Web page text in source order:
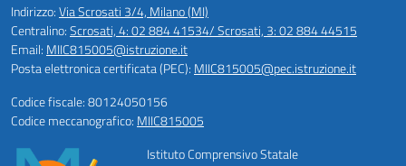
Indirizzo:Via Scrosati 3/4, Milano (MI)
Centralino:Scrosati, 4: 02 884 41534/ Scrosati, 3: 02 884 44515
Email: MIIC815005@istruzione.it
Posta elettronica certificata (PEC): MIIC815005@pec.istruzione.it
Codice fiscale: 80124050156
Codice meccanografico: MIIC815005
Istituto Comprensivo Statale